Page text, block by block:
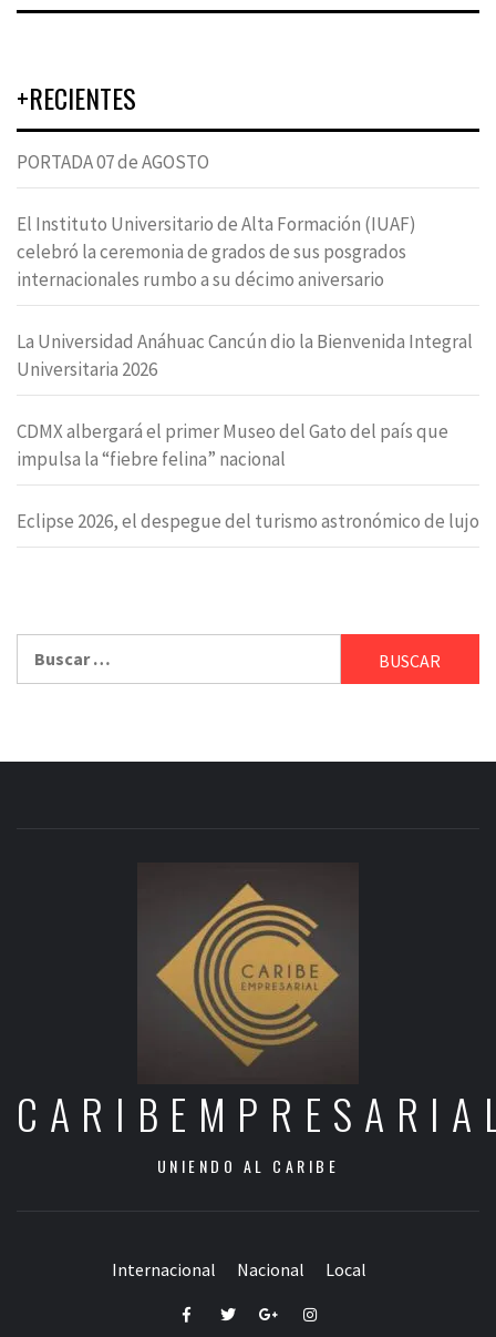
+RECIENTES
PORTADA 07 de AGOSTO
El Instituto Universitario de Alta Formación (IUAF)
celebró la ceremonia de grados de sus posgrados
internacionales rumbo a su décimo aniversario
La Universidad Anáhuac Cancún dio la Bienvenida Integral
Universitaria 2026
CDMX albergará el primer Museo del Gato del país que
impulsa la “fiebre felina” nacional
Eclipse 2026, el despegue del turismo astronómico de lujo
UNIENDO AL CARIBE
Internacional Nacional Local
FacebookTwitterGoogle+Instagram